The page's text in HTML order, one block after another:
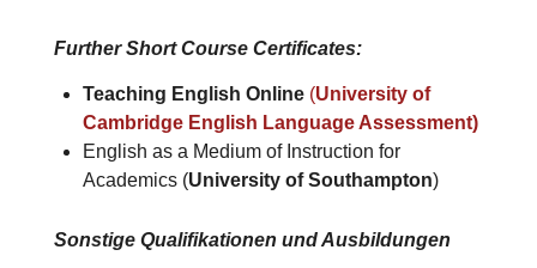
Further Short Course Certificates:
Teaching English Online(University of
Cambridge English Language Assessment)
English as a Medium of Instruction for
Academics (University of Southampton)​
Sonstige Qualifikationen und Ausbildungen